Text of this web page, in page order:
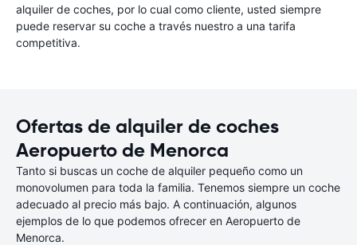
alquiler de coches, por lo cual como cliente, usted siempre
puede reservar su coche a través nuestro a una tarifa
competitiva.
Ofertas de alquiler de coches
Aeropuerto de Menorca
Tanto si buscas un coche de alquiler pequeño como un
monovolumen para toda la familia. Tenemos siempre un coche
adecuado al precio más bajo. A continuación, algunos
ejemplos de lo que podemos ofrecer en Aeropuerto de
Menorca.